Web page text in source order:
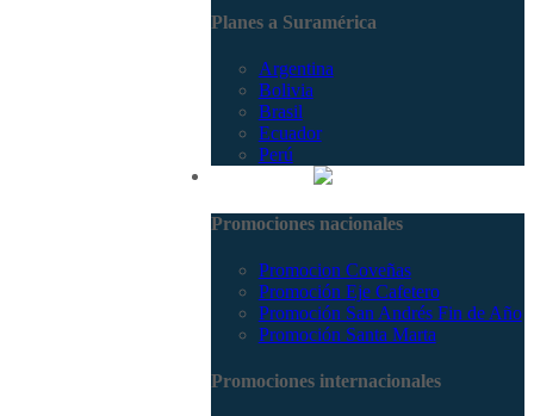
Planes a Suramérica
Argentina
Bolivia
Brasil
Ecuador
Perú
Promociones nacionales
Promocion Coveñas
Promoción Eje Cafetero
Promoción San Andrés Fin de Año
Promoción Santa Marta
Promociones internacionales